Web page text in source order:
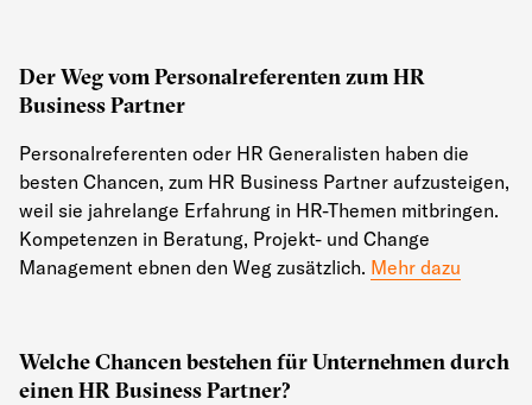
Der Weg vom Personalreferenten zum HR
Business Partner
Personalreferenten oder HR Generalisten haben die
besten Chancen, zum HR Business Partner aufzusteigen,
weil sie jahrelange Erfahrung in HR-Themen mitbringen.
Kompetenzen in Beratung, Projekt- und Change
Management ebnen den Weg zusätzlich. Mehr dazu
Welche Chancen bestehen für Unternehmen durch
einen HR Business Partner?